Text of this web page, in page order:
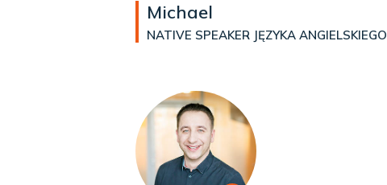
Michael
NATIVE SPEAKER JĘZYKA ANGIELSKIEGO